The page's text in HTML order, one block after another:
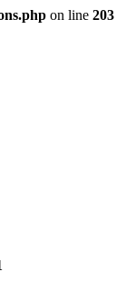
on line 203